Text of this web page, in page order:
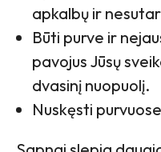
apkalbų ir
Būti purve ir
pavojus Jūsų
dvasinį nuopuolį.
Nuskęsti